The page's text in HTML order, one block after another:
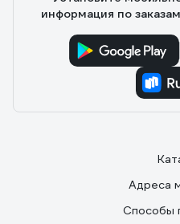
информация по
Адреса
Способы